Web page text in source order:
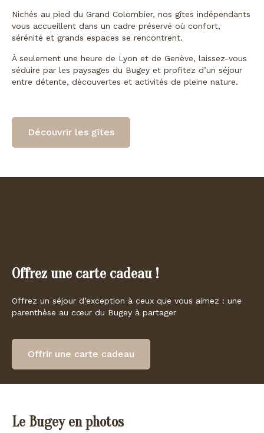
Nichés au pied du Grand Colombier, nos gîtes indépendants
vous accueillent dans un cadre préservé où confort,
sérénité et grands espaces se rencontrent.
À seulement une heure de Lyon et de Genève, laissez-vous
séduire par les paysages du Bugey et profitez d’un séjour
entre détente, découvertes et activités de pleine nature.
Découvrir les gîtes
Offrez une carte cadeau !
Offrez un séjour d’exception à ceux que vous aimez : une
parenthèse au cœur du Bugey à partager
Offrir une carte cadeau
Le Bugey en photos